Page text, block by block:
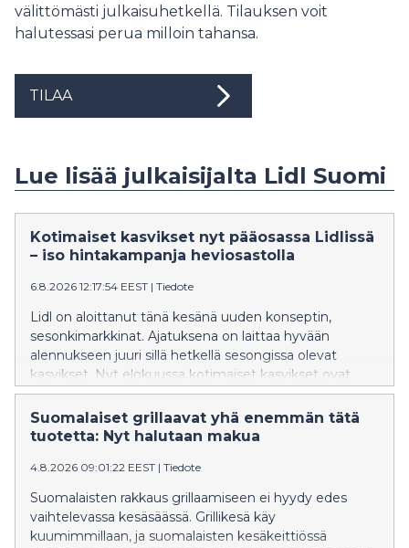
välittömästi julkaisuhetkellä. Tilauksen voit
halutessasi perua milloin tahansa.
TILAA
Lue lisää julkaisijalta Lidl Suomi
Kotimaiset kasvikset nyt pääosassa Lidlissä
– iso hintakampanja heviosastolla
6.8.2026 12:17:54 EEST | Tiedote
Lidl on aloittanut tänä kesänä uuden konseptin,
sesonkimarkkinat. Ajatuksena on laittaa hyvään
alennukseen juuri sillä hetkellä sesongissa olevat
kasvikset. Nyt elokuussa kotimaiset kasvikset ovat
pääosassa. Suomalaiset kasvikset ovat parhaimmillaan
juuri nyt, sillä luonnollisen satokauden aikana ne ovat
kaikkein tuoreimpia ja maukkaimpia. Kotimaiset
jopa 40 prosenttia.
Suomalaiset grillaavat yhä enemmän tätä
tuotetta: Nyt halutaan makua
4.8.2026 09:01:22 EEST | Tiedote
Suomalaisten rakkaus grillaamiseen ei hyydy edes
vaihtelevassa kesäsäässä. Grillikesä käy
kuumimmillaan, ja suomalaisten kesäkeittiössä